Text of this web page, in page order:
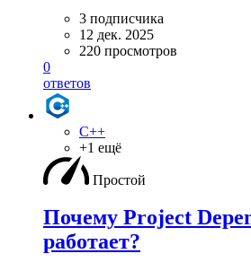
3 подписчика
12 дек. 2025
220 просмотров
0
ответов
C++
+1 ещё
Простой
Почему Project
работает?